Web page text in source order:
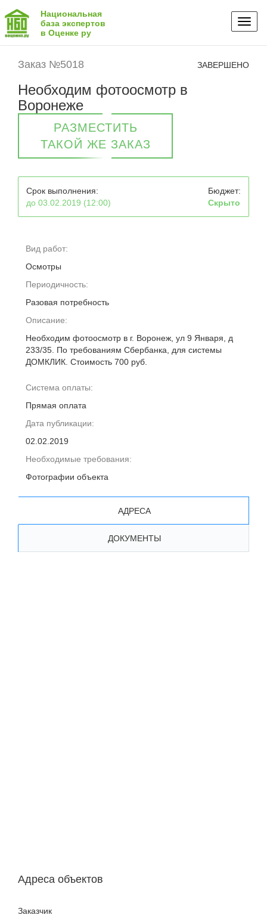
Национальная
база экспертов
в Оценке ру
Заказ №5018 ЗАВЕРШЕНО
Необходим фотоосмотр в
Воронеже
РАЗМЕСТИТЬ
ТАКОЙ ЖЕ ЗАКАЗ
Срок выполнения:
до 03.02.2019 (12:00)
Бюджет:
Скрыто
Вид работ:
Осмотры
Периодичность:
Разовая потребность
Описание:
Необходим фотоосмотр в г. Воронеж, ул 9 Января, д
233/35. По требованиям Сбербанка, для системы
ДОМКЛИК. Стоимость 700 руб.
Система оплаты:
Прямая оплата
Дата публикации:
02.02.2019
Необходимые требования:
Фотографии объекта
АДРЕСА
ДОКУМЕНТЫ
Адреса объектов
Заказчик